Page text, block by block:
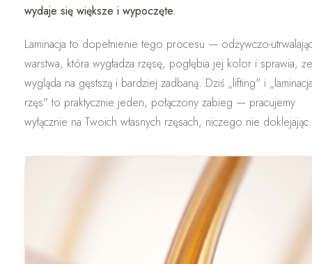
wydaje się większe i wypoczęte.
Laminacja to dopełnienie tego procesu — odżywczo-
warstwa, która wygładza rzęsę, pogłębia jej kolor i sprawia, że
wygląda na gęstszą i bardziej zadbaną. Dziś „lifting" i
rzęs" to praktycznie jeden, połączony zabieg — pracujemy
wyłącznie na Twoich własnych rzęsach, niczego nie doklejając.